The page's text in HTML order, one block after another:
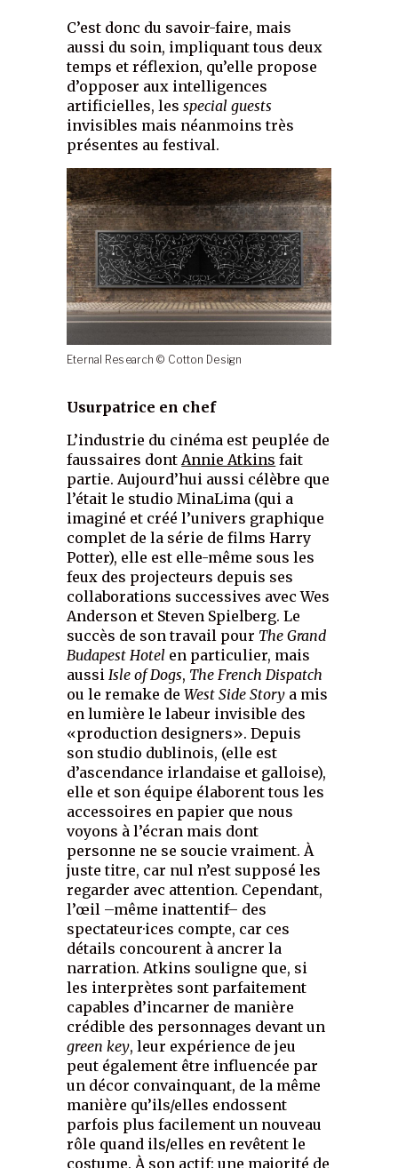
C’est donc du savoir-faire, mais
aussi du soin, impliquant tous deux
temps et réflexion, qu’elle propose
d’opposer aux intelligences
artificielles, lesspecial guests
invisibles mais néanmoins très
présentes au festival.
Eternal Research © Cotton Design
Usurpatrice en chef
L’industrie du cinéma est peuplée de
faussaires dont Annie Atkins fait
partie. Aujourd’hui aussi célèbre que
l’était le studio MinaLima (qui a
imaginé et créé l’univers graphique
complet de la série de films Harry
Potter), elle est elle-même sous les
feux des projecteurs depuis ses
collaborations successives avec Wes
Anderson et Steven Spielberg. Le
succès de son travail pour The Grand
Budapest Hotel en particulier, mais
aussi Isle of Dogs, The French Dispatch
ou le remake deWest Side Story a mis
en lumière le labeur invisible des
«production designers». Depuis
son studio dublinois, (elle est
d’ascendance irlandaise et galloise),
elle et son équipe élaborent tous les
accessoires en papier que nous
voyons à l’écran mais dont
personne ne se soucie vraiment. À
juste titre, car nul n’est supposé les
regarder avec attention. Cependant,
l’œil –même inattentif– des
spectateur·ices compte, car ces
détails concourent à ancrer la
narration. Atkins souligne que, si
les interprètes sont parfaitement
capables d’incarner de manière
crédible des personnages devant un
green key, leur expérience de jeu
peut également être influencée par
un décor convainquant, de la même
manière qu’ils/elles endossent
parfois plus facilement un nouveau
rôle quand ils/elles en revêtent le
costume. À son actif: une majorité de